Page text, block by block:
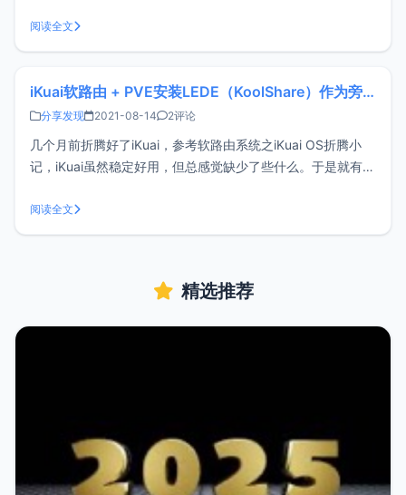
运行可降低功耗，高频运行可提高效率，在此之前爱快似乎只
能以基础频率运行，就拿xiaoz的软路由（Beelink GK55
阅读全文
iKuai软路由 + PVE安装LEDE（KoolShare）作为旁路由
分享发现 2021-08-14 2评论
几个月前折腾好了iKuai，参考软路由系统之iKuai OS折腾小
记，iKuai虽然稳定好用，但总感觉缺少了些什么。于是就有了
加上LEDE的科学上网和各种第三方插件，应该是目前大多数
软路由折腾中比较完善的方案。最近将LEDE也安
阅读全文
精选推荐